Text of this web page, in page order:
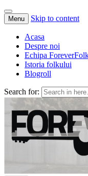
Menu Skip to content
Acasa
Despre noi
Echipa
Istoria folkului
Blogroll
Search for:
ForeverFolk
Muzica sufletului tau